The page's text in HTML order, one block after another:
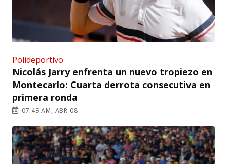
Polideportivo
Nicolás Jarry enfrenta un nuevo tropiezo en
Montecarlo: Cuarta derrota consecutiva en
primera ronda
07:49 AM, ABR 08